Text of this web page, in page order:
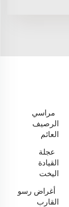
مراسي
الرصيف
العائم
عجلة
القيادة
اليخت
أغراض رسو
القارب